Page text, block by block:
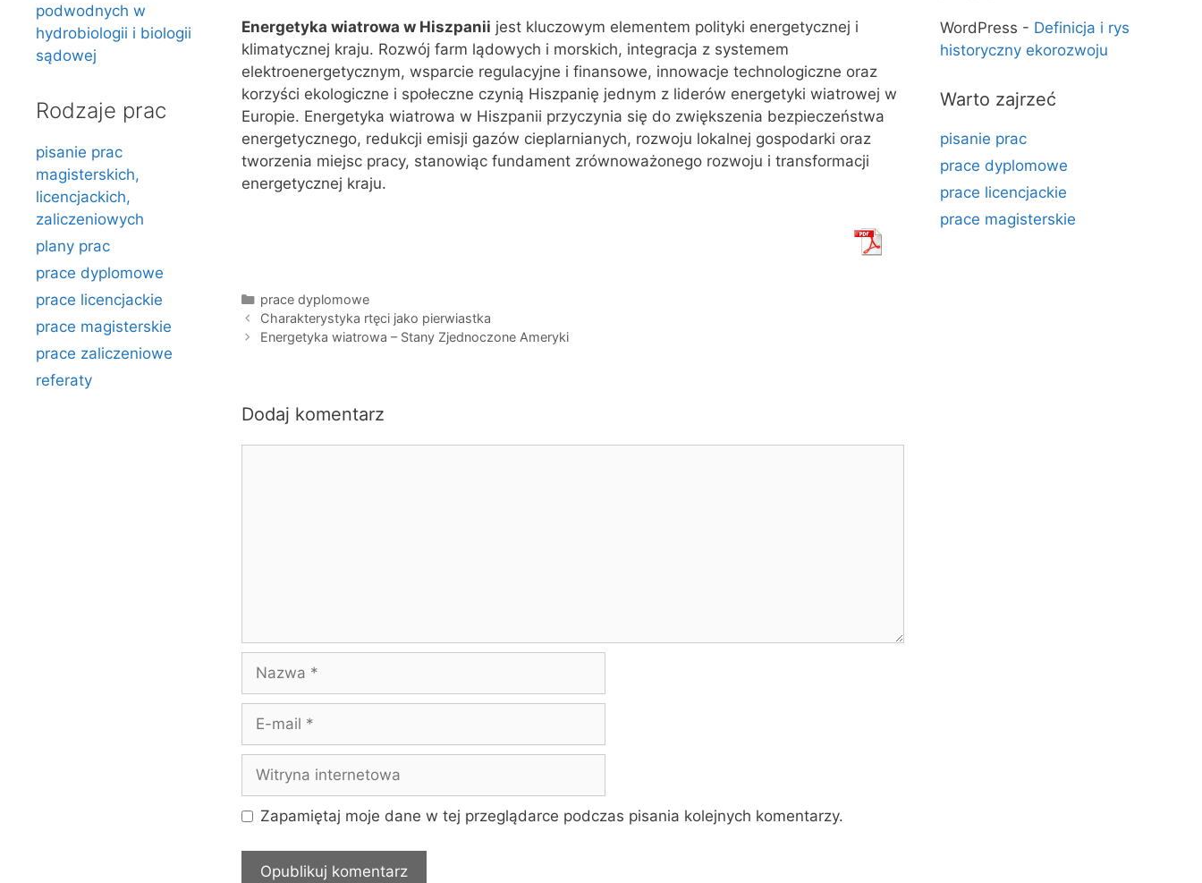
Energetyka wiatrowa w Hiszpanii jest kluczowym elementem polityki energetycznej i
klimatycznej kraju. Rozwój farm lądowych i morskich, integracja z systemem
elektroenergetycznym, wsparcie regulacyjne i finansowe, innowacje technologiczne oraz
korzyści ekologiczne i społeczne czynią Hiszpanię jednym z liderów energetyki wiatrowej w
Europie. Energetyka wiatrowa w Hiszpanii przyczynia się do zwiększenia bezpieczeństwa
energetycznego, redukcji emisji gazów cieplarnianych, rozwoju lokalnej gospodarki oraz
tworzenia miejsc pracy, stanowiąc fundament zrównoważonego rozwoju i transformacji
energetycznej kraju.
Kategorie
prace dyplomowe
Charakterystyka rtęci jako pierwiastka
Energetyka wiatrowa – Stany Zjednoczone Ameryki
Dodaj komentarz
Nazwa
Witryna
internetowa
Zapamiętaj moje dane w tej przeglądarce podczas pisania kolejnych komentarzy.
podwodnych w
hydrobiologii i biologii
sądowej
Rodzaje prac
pisanie prac
magisterskich,
licencjackich,
zaliczeniowych
plany prac
prace dyplomowe
prace licencjackie
prace magisterskie
prace zaliczeniowe
referaty
WordPress - Definicja i rys
historyczny ekorozwoju
Warto zajrzeć
pisanie prac
prace dyplomowe
prace licencjackie
prace magisterskie